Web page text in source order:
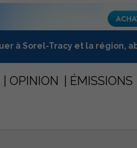
à Sorel-Tracy et la région,
OPINION ÉMISSIONS